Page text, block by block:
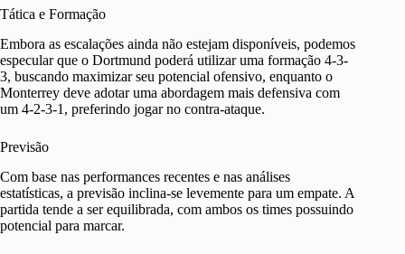
Tática e Formação
Embora as escalações ainda não estejam disponíveis, podemos
especular que o Dortmund poderá utilizar uma formação 4-3-
3, buscando maximizar seu potencial ofensivo, enquanto o
Monterrey deve adotar uma abordagem mais defensiva com
um 4-2-3-1, preferindo jogar no contra-ataque.
Previsão
Com base nas performances recentes e nas análises
estatísticas, a previsão inclina-se levemente para um empate. A
partida tende a ser equilibrada, com ambos os times possuindo
potencial para marcar.